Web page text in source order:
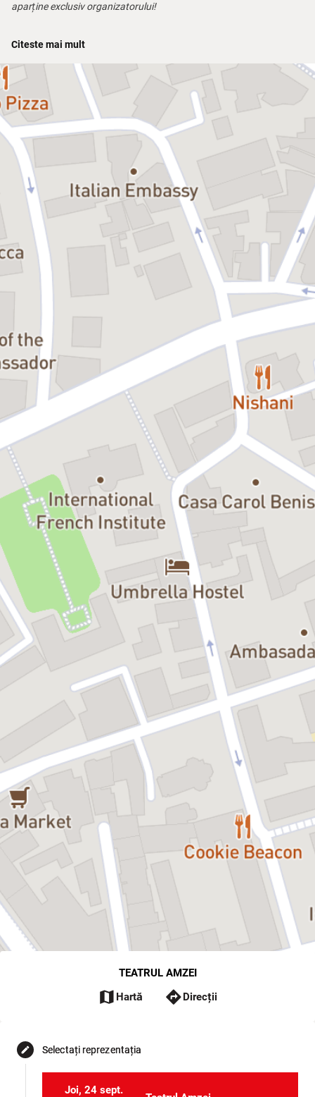
aparține exclusiv organizatorului!
iubirea poate transcende destinul și că tragedia umanității vine din
inabilitatea de a evada din ruine.
Iubirea începe să înflorească pe terenul ostil al Uniunii Sovietice,
când destinul îi aduce împreună pe Viktor, un tânăr rus student la
viticultură, și pe Helena, o fată din Polonia care studiază la
Conservator. Doi tineri care au trăit războiul pe fronturi separate se
întâlnesc la un concert în iarna anului 1946, la Moscova. Se iubesc
jucăuș, temător, cu dor, umor și fără limite.
Dar în imperiul brutal controlat de Stalin, iubirea lor pur și simplu nu
are voie să existe. Pe 15 februarie 1947, Rusia interzice căsătoriile
cu străinii. Relația lor este distrusă de ceva ce nu pot controla, și cei
doi sunt nevoiți să aleagă:
dragoste sau datorie?
Timpul își reia cursul implacabil, fiecare cu viața lui, fiecare pe
drumul său. Ca și vinul, dragostea lor este pusă la învechit, căci
buchetul i-l dă timpul. Până când, după zece ani, destinul îi aduce
din nou împreună pentru o ultimă întâlnire.
Povestea atemporală a lui Leonid Zorin despre fragilitatea și forța
iubirii într-un tărâm lipsit de iubire este o revărsare de frustrare,
speranță și amintiri. Caracterizată prin realismul psihologic
asemănător lui Cehov, această dramă, încă actuală, ne arată cum
războiul și urmările sale pot afecta până și viața a doi tineri a căror
unică greșeală a fost că s-au născut în țări diferite.
Citeste mai mult
TEATRUL AMZEI
map Hartă directionsDirecții
edit Selectați reprezentația
Joi, 24 sept.